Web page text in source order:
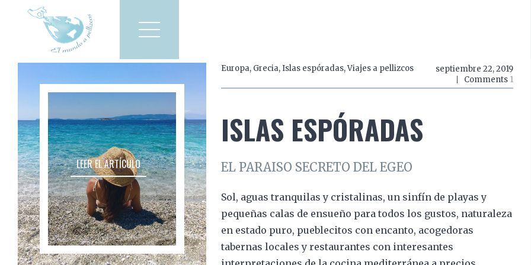
Viajes a pellizcos
Asia
Europa
LEER EL ARTÍCULO
Europa, Grecia,Islas espóradas,Viajes a pellizcos
septiembre 22, 2019
Comments 1
ISLAS ESPÓRADAS
EL PARAISO SECRETO DEL EGEO
Sol, aguas tranquilas y cristalinas, un sinfín de playas y
pequeñas calas de ensueño para todos los gustos, naturaleza
en estado puro, pueblecitos con encanto, acogedoras
tabernas locales y restaurantes con interesantes